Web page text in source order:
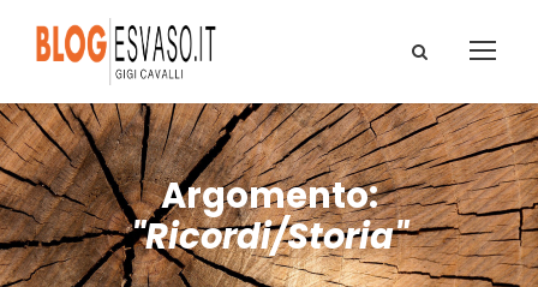
Argomento:
"Ricordi/Storia"